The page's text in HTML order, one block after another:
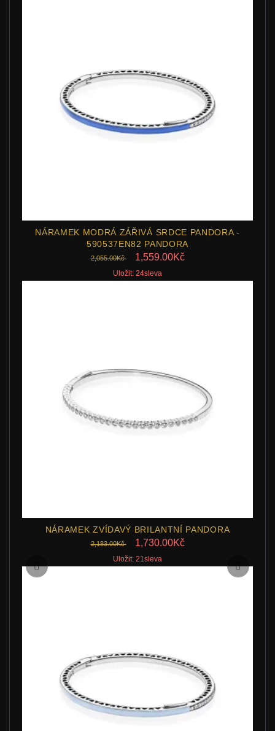
NÁRAMEK MODRÁ ZÁŘIVÁ SRDCE PANDORA -
590537EN82 PANDORA
2,055.00Kč 1,559.00Kč
Uložit: 24sleva
NÁRAMEK ZVÍDAVÝ BRILANTNÍ PANDORA
2,183.00Kč 1,730.00Kč
Uložit: 21sleva